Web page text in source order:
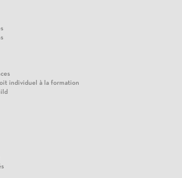
individuel à la formation